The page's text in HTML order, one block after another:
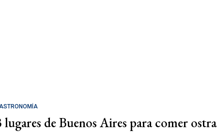
lugares de Buenos Aires para comer